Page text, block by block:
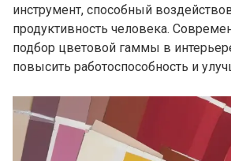
инструмент, способный
продуктивность человека.
подбор цветовой гаммы в
повысить работоспособность и